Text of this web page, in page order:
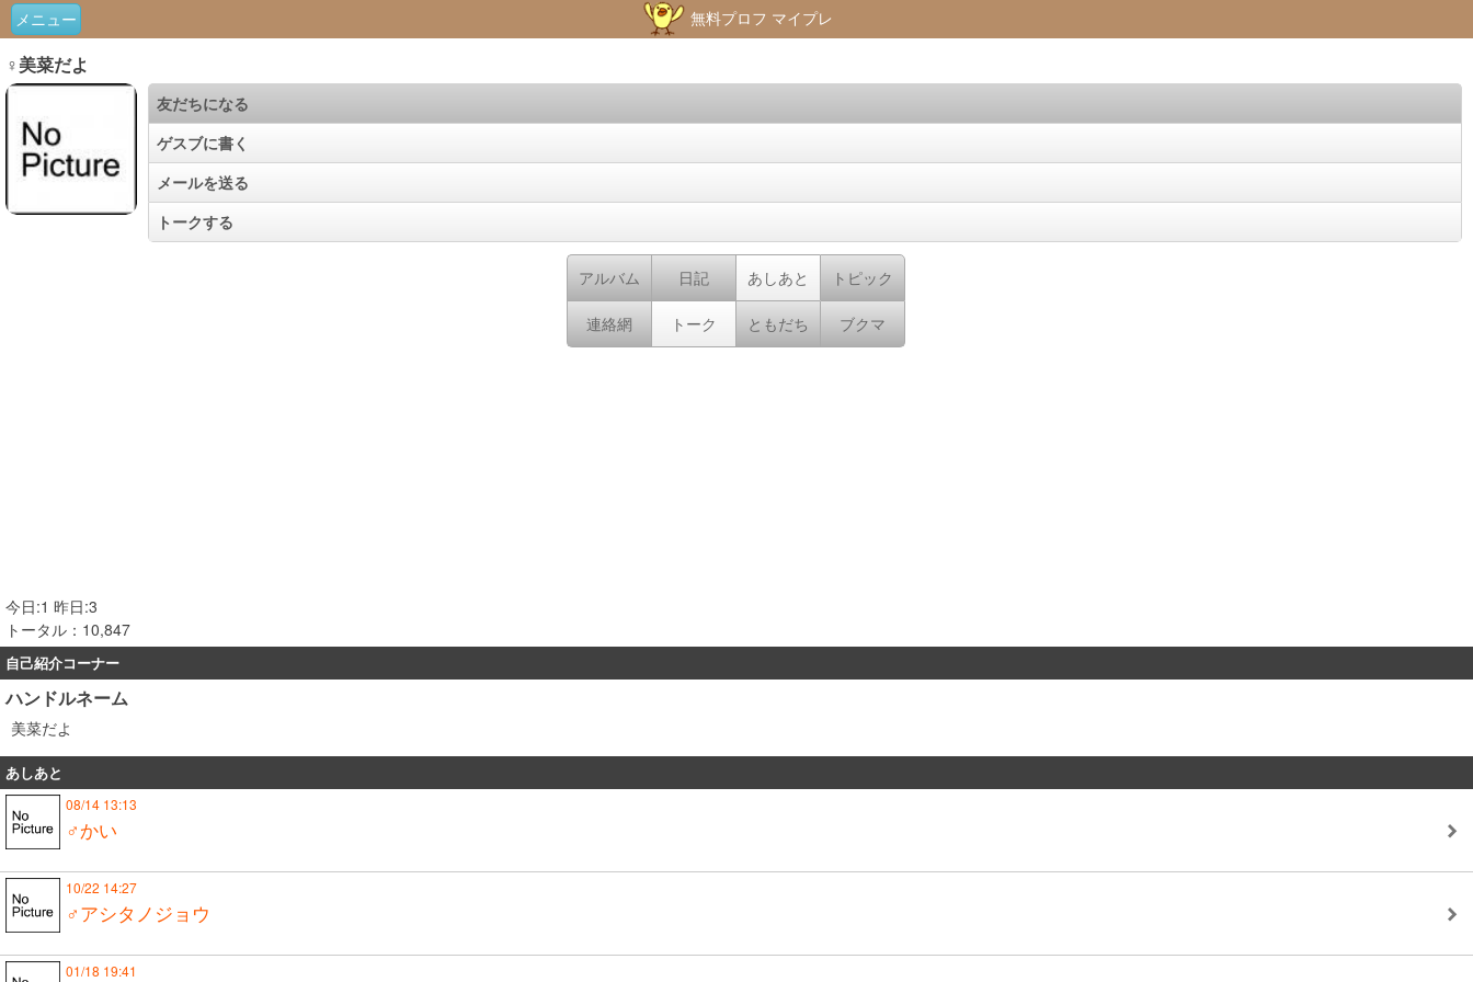
メニュー 無料プロフ マイプレ
♀美菜だよ
友だちになる
ゲスブに書く
メールを送る
トークする
アルバム 日記 あしあと トピック
連絡網 トーク ともだち ブクマ
今日:1 昨日:3
トータル：10,847
自己紹介コーナー
ハンドルネーム
美菜だよ
あしあと
08/14 13:13
♂かい
10/22 14:27
♂アシタノジョウ
01/18 19:41